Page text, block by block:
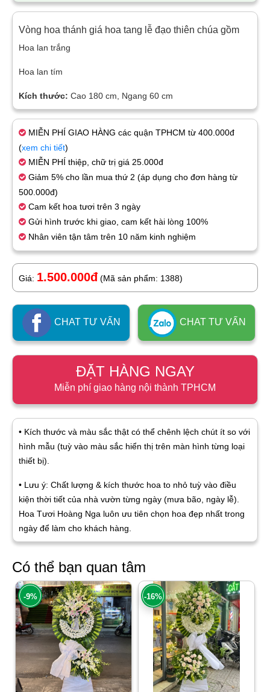
Vòng hoa thánh giá hoa tang lễ đạo thiên chúa gồm
Hoa lan trắng
Hoa lan tím
Kích thước: Cao 180 cm, Ngang 60 cm
MIỄN PHÍ GIAO HÀNG các quận TPHCM từ 400.000đ
(xem chi tiết)
MIỄN PHÍ thiệp, chữ trị giá 25.000đ
Giảm 5% cho lần mua thứ 2 (áp dụng cho đơn hàng từ
500.000đ)
Cam kết hoa tươi trên 3 ngày
Gửi hình trước khi giao, cam kết hài lòng 100%
Nhân viên tận tâm trên 10 năm kinh nghiệm
Giá: 1.500.000đ (Mã sản phẩm: 1388)
CHAT TƯ VẤN CHAT TƯ VẤN
ĐẶT HÀNG NGAY
Miễn phí giao hàng nội thành TPHCM
• Kích thước và màu sắc thật có thể chênh lệch chút ít so với
hình mẫu (tuỳ vào màu sắc hiển thị trên màn hình từng loại
thiết bị).
• Lưu ý: Chất lượng & kích thước hoa to nhỏ tuỳ vào điều
kiện thời tiết của nhà vườn từng ngày (mưa bão, ngày lễ).
Hoa Tươi Hoàng Nga luôn ưu tiên chọn hoa đẹp nhất trong
ngày để làm cho khách hàng.
Có thể bạn quan tâm
-9% -16%